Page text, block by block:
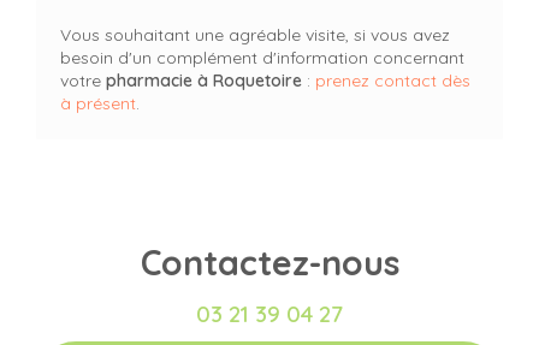
Vous souhaitant une agréable visite, si vous avez
besoin d'un complément d'information concernant
votre pharmacie à Roquetoire : prenez contact dès
à présent.
Contactez-nous
03 21 39 04 27